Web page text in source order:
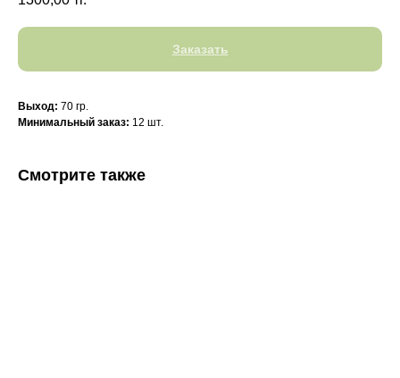
Заказать
Выход: 70 гр.
Минимальный заказ: 12 шт.
Смотрите также